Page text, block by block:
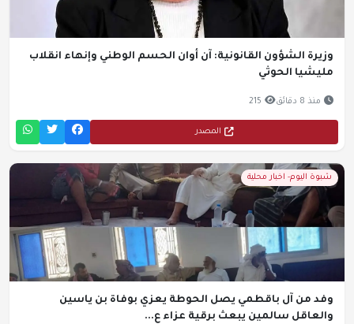
وزيرة الشؤون القانونية: آن أوان الحسم الوطني وإنهاء انقلاب
مليشيا الحوثي
منذ 8 دقائق 215
المصدر
شبوة اليوم- اخبار محلية
وفد من آل باقطمي يصل الحوطة يعزي بوفاة بن ياسين
والعاقل سالمين يبعث برقية عزاء ع...